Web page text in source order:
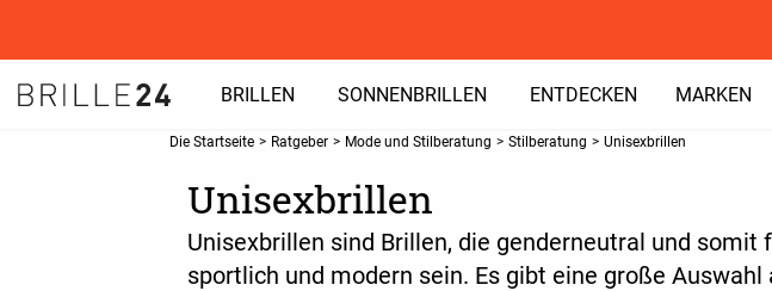
BRILLEN SONNENBRILLEN ENTDECKEN MARKEN
Die Startseite > Ratgeber > Mode und Stilberatung > Stilberatung > Unisexbrillen
Unisexbrillen
Unisexbrillen sind Brillen, die genderneutral und
sportlich und modern sein. Es gibt eine große